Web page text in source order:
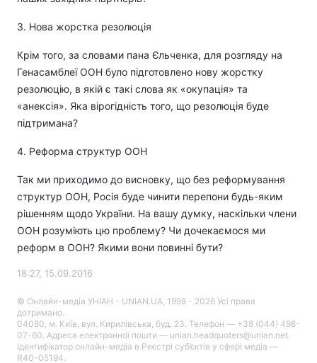
Головна Війна
Спорт Наука
Техно і зв'язок Лайт
Цікавинки Погода
Екологія Регіони
3. Нова жорстка резолюція
Крім того, за словами пана Єльченка, для розгляду на
Генасамблеї ООН було підготовлено нову жорстку
резолюцію, в якій є такі слова як «окупація» та
«анексія». Яка вірогідність того, що резолюція буде
підтримана?
4. Реформа структур ООН
Так ми приходимо до висновку, що без реформування
структур ООН, Росія буде чинити перепони будь-яким
рішенням щодо України. На вашу думку, наскільки члени
ООН розуміють цю проблему? Чи дочекаємося ми
реформ в ООН? Якими вони повинні бути?
18:27, 15.09.2016
© Онлайн-медіа УНІАН - UNIAN.UA, 1998 - 2026 Усі права
дотримано.
04080, м. Київ, вул. Кирилівська, буд. 23. Телефон — +38 (044) 498-
07-60. Адреса електронної пошти — unian.headquoters@unian.net.
Ідентифікатор онлайн-медіа в Реєстрі суб’єктів у сфері медіа —
R40-05194.